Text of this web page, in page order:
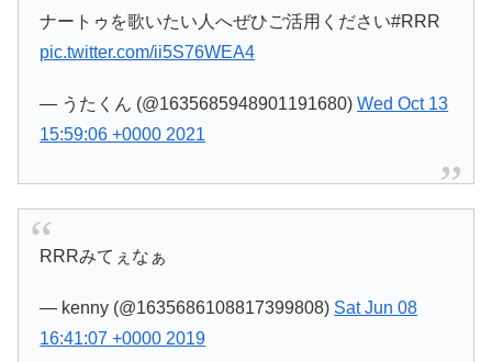
ナートゥを歌いたい人へぜひご活用ください#RRR
pic.twitter.com/ii5S76WEA4
— うたくん (@1635685948901191680)Wed Oct 13
15:59:06 +0000 2021
RRRみてぇなぁ
— kenny (@1635686108817399808) Sat Jun 08
16:41:07 +0000 2019